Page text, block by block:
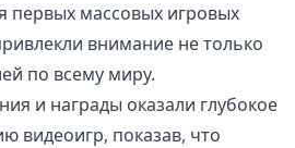
первых массовых игровых
внимание не только
по всему миру.
и награды оказали глубокое
видеоигр, показав, что